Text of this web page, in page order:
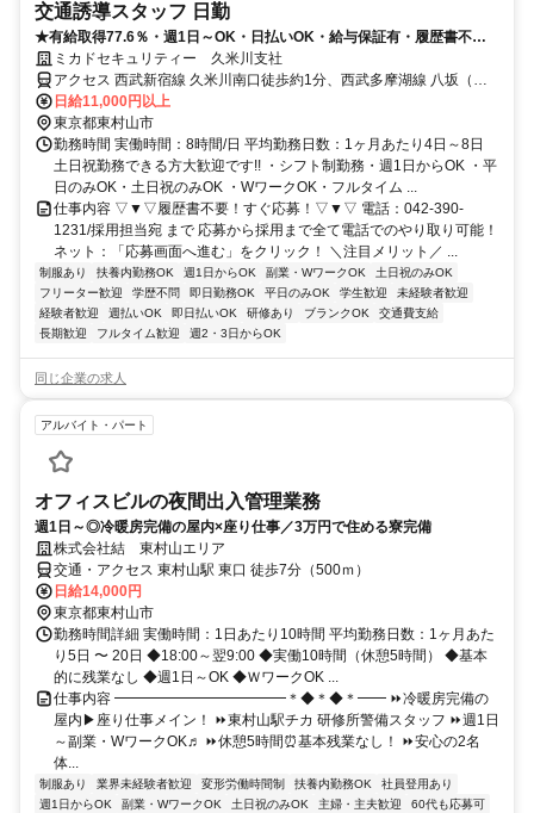
交通誘導スタッフ 日勤
★有給取得77.6％・週1日～OK・日払いOK・給与保証有・履歴書不要
★ ミカドセキュリティー 久米川支社
アクセス 西武新宿線 久米川南口徒歩約1分、西武多摩湖線 八坂（東
京都）徒歩約10分
日給11,000円以上
東京都東村山市
勤務時間 実働時間：8時間/日 平均勤務日数：1ヶ月あたり4日～8日
土日祝勤務できる方大歓迎です!! ・シフト制勤務・週1日からOK ・平
日のみOK・土日祝のみOK ・WワークOK・フルタイム ...
仕事内容 ▽▼▽履歴書不要！すぐ応募！▽▼▽ 電話：042-390-
1231/採用担当宛 まで 応募から採用まで全て電話でのやり取り可能！
ネット：「応募画面へ進む」をクリック！ ＼注目メリット／ ...
制服あり 扶養内勤務OK 週1日からOK 副業・WワークOK
土日祝のみOK
フリーター歓迎
学歴不問 即日勤務OK 平日のみOK 学生歓迎
未経験者歓迎
経験者歓迎
週払いOK 即日払いOK 研修あり ブランクOK
交通費支給
長期歓迎
フルタイム歓迎 週2・3日からOK
同じ企業の求人
アルバイト・パート
オフィスビルの夜間出入管理業務
週1日～◎冷暖房完備の屋内×座り仕事／3万円で住める寮完備
株式会社結 東村山エリア
交通・アクセス 東村山駅 東口 徒歩7分（500ｍ）
日給14,000円
東京都東村山市
勤務時間詳細 実働時間：1日あたり10時間 平均勤務日数：1ヶ月あた
り5日 〜 20日 ◆18:00～翌9:00 ◆実働10時間（休憩5時間） ◆基本
的に残業なし ◆週1日～OK ◆ＷワークOK ...
仕事内容 ━━━━━━━━━━━━＊◆＊◆＊━━ ⏩冷暖房完備の
屋内▶座り仕事メイン！ ⏩東村山駅チカ 研修所警備スタッフ ⏩週1日
～副業・WワークOK♬ ⏩休憩5時間⏰基本残業なし！ ⏩安心の2名
体...
制服あり 業界未経験者歓迎 変形労働時間制 扶養内勤務OK
社員登用あり
週1日からOK
副業・WワークOK 土日祝のみOK 主婦・主夫歓迎
60代も応募可